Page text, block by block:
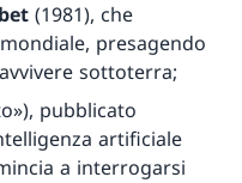
(1981), che
presagendo
sottoterra;
pubblicato
artificiale
a interrogarsi